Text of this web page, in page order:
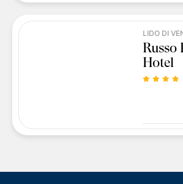
LIDO DI
Russo
Hotel